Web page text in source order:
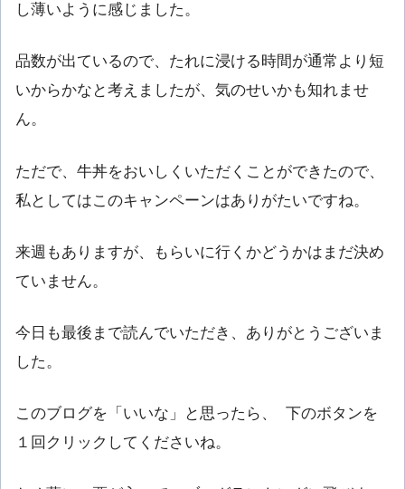
し薄いように感じました。
品数が出ているので、たれに浸ける時間が通常より短
いからかなと考えましたが、気のせいかも知れませ
ん。
ただで、牛丼をおいしくいただくことができたので、
私としてはこのキャンペーンはありがたいですね。
来週もありますが、もらいに行くかどうかはまだ決め
ていません。
今日も最後まで読んでいただき、ありがとうございま
した。
このブログを「いいな」と思ったら、 下のボタンを
１回クリックしてくださいね。